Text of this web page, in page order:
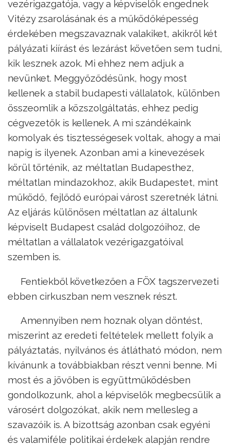
vezérigazgatója, vagy a képviselők engednek
Vitézy zsarolásának és a működőképesség
érdekében megszavaznak valakiket, akikről két
pályázati kiírást és lezárást követően sem tudni,
kik lesznek azok. Mi ehhez nem adjuk a
nevünket. Meggyőződésünk, hogy most
kellenek a stabil budapesti vállalatok, különben
összeomlik a közszolgáltatás, ehhez pedig
cégvezetők is kellenek. A mi szándékaink
komolyak és tisztességesek voltak, ahogy a mai
napig is ilyenek. Azonban ami a kinevezések
körül történik, az méltatlan Budapesthez,
méltatlan mindazokhoz, akik Budapestet, mint
működő, fejlődő európai várost szeretnék látni.
Az eljárás különösen méltatlan az általunk
képviselt Budapest család dolgozóihoz, de
méltatlan a vállalatok vezérigazgatóival
szemben is.
Fentiekből következően a FÖX tagszervezeti
ebben cirkuszban nem vesznek részt.
Amennyiben nem hoznak olyan döntést,
miszerint az eredeti feltételek mellett folyik a
pályáztatás, nyilvános és átlátható módon, nem
kívánunk a továbbiakban részt venni benne. Mi
most és a jövőben is együttműködésben
gondolkozunk, ahol a képviselők megbecsülik a
városért dolgozókat, akik nem mellesleg a
szavazóik is. A bizottság azonban csak egyéni
és valamiféle politikai érdekek alapján rendre